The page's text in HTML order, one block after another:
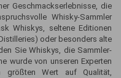
Geschmackserlebnisse, die
Whisky-Sammler
Whiskys, seltene Editionen
oder besonders alte
Sie Whiskys, die Sammler-
wurde von unseren Experten
größten Wert auf Qualität,